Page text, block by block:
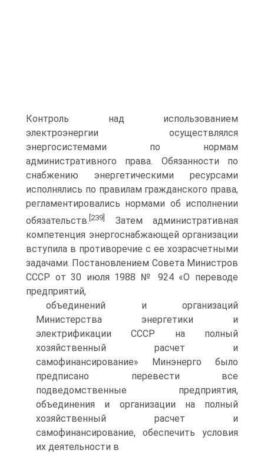
Контроль над использованием
электроэнергии осуществлялся
энергосистемами по нормам
административного права. Обязанности по
снабжению энергетическими ресурсами
исполнялись по правилам гражданского права,
регламентировались нормами об исполнении
обязательств. [239]
Затем административная
компетенция энергоснабжающей организации
вступила в противоречие с ее хозрасчетными
задачами. Постановлением Совета Министров
СССР от 30 июля 1988 № 924 «О переводе
предприятий,
объединений и организаций
Министерства энергетики и
электрификации СССР на полный
хозяйственный расчет и
самофинансирование» Минэнерго было
предписано перевести все
подведомственные предприятия,
объединения и организации на полный
хозяйственный расчет и
самофинансирование, обеспечить условия
их деятельности в